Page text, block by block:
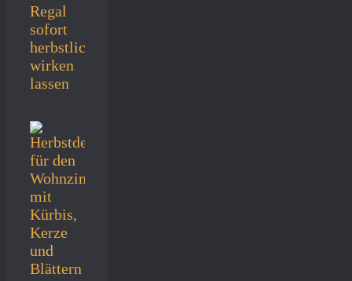
Regal
sofort
herbstlich
wirken
lassen